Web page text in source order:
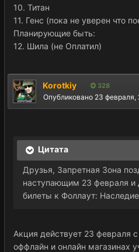
10. Титан
11. Генс (пока не уверен что
Планирующие быть:
12. Шила (не Оплатил)
Korotkiy 328
Опубликовано 23 февраля,
Цитата
Друзья, Запретная Зона
наступающим 23 февраля и
билеты к Фоллаут:
Акция действует 23 февраля
оффлайн и онлайн магазинах